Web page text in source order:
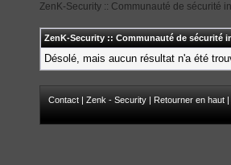
ZenK-Security :: Communauté de sécurité
ZenK-Security :: Communauté de sécurité
Désolé, mais aucun résultat n'a été
Contact | Zenk - Security | Retourner en haut |